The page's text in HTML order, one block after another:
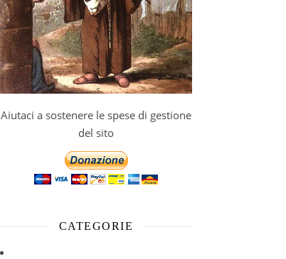
Aiutaci a sostenere le spese di gestione
del sito
CATEGORIE